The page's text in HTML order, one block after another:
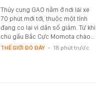
Thủy cung GAO nằm ở nơi lái xe
70 phút mới tới, thuộc một tỉnh
đang co lại vì dân số giảm. Từ khi
chú gấu Bắc Cực Momota chào…
THẾ GIỚI ĐÓ ĐÂY - 18 phút trước